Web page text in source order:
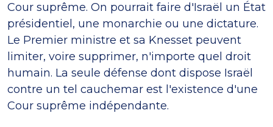
Cour suprême. On pourrait faire d'Israël un État
présidentiel, une monarchie ou une dictature.
Le Premier ministre et sa Knesset peuvent
limiter, voire supprimer, n'importe quel droit
humain. La seule défense dont dispose Israël
contre un tel cauchemar est l'existence d'une
Cour suprême indépendante.